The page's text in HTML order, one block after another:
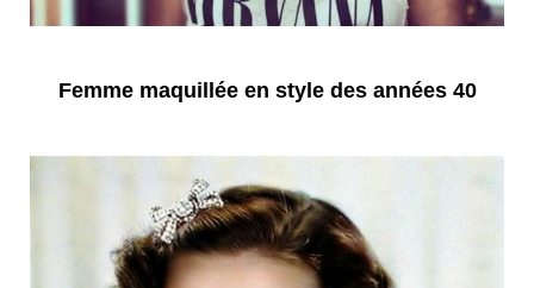
Femme maquillée en style des années 40